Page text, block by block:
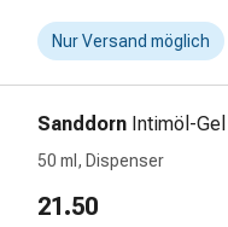
Erbrechen
Verdauung,
Blähungen
Krämpfe
Nur Versand möglich
Sanddorn Intimöl-Gel
50 ml, Dispenser
21.50